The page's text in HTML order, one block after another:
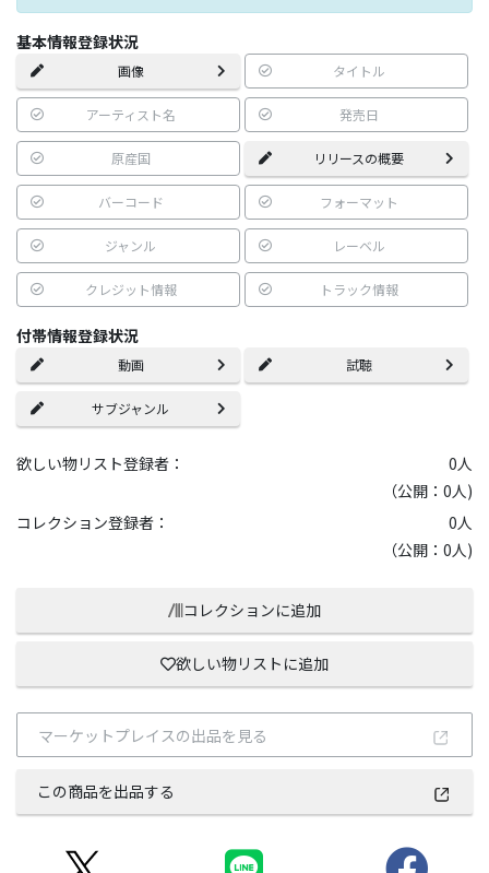
基本情報登録状況
画像 タイトル
アーティスト名 発売日
原産国 リリースの概要
バーコード フォーマット
ジャンル レーベル
クレジット情報 トラック情報
付帯情報登録状況
動画 試聴
サブジャンル
欲しい物リスト登録者： 0人
（公開：0人)
コレクション登録者：
0人
（公開：0人)
コレクションに追加
欲しい物リストに追加
マーケットプレイスの出品を見る
この商品を出品する